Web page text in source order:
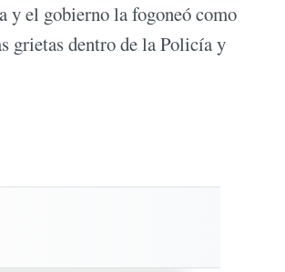
y el gobierno la fogoneó como
grietas dentro de la Policía y